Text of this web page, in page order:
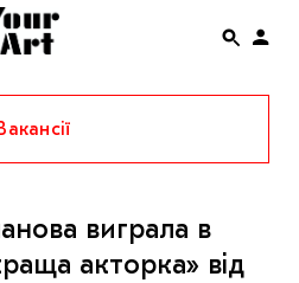
ENG
виграла в
акторка» від